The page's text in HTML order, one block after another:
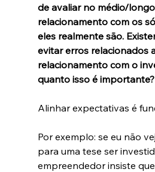
de avaliar no médio/
relacionamento com os
eles realmente são.
evitar erros relacionados
relacionamento com o
quanto isso é importante?
Alinhar expectativas é
Por exemplo: se eu não
para uma tese ser
empreendedor insiste